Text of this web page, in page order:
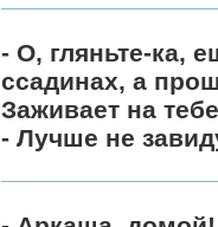
- О, гляньте-ка,
ссадинах, а
Заживает на
- Лучше не